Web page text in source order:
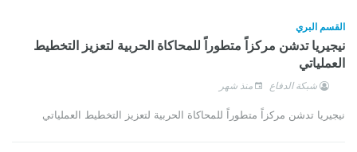
القسم البري
نيجيريا تدشن مركزاً متطوراً للمحاكاة الحربية لتعزيز التخطيط
العملياتي
شبكة الدفاع منذ شهر
نيجيريا تدشن مركزاً متطوراً للمحاكاة الحربية لتعزيز التخطيط العملياتي